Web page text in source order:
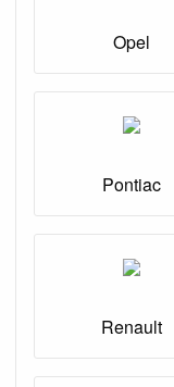
Opel
Pontiac
Renault